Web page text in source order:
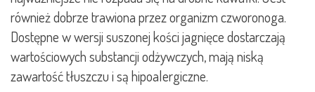
również dobrze trawiona przez organizm czworonoga.
Dostępne w wersji suszonej kości jagnięce dostarczają
wartościowych substancji odżywczych, mają niską
zawartość tłuszczu i są hipoalergiczne.